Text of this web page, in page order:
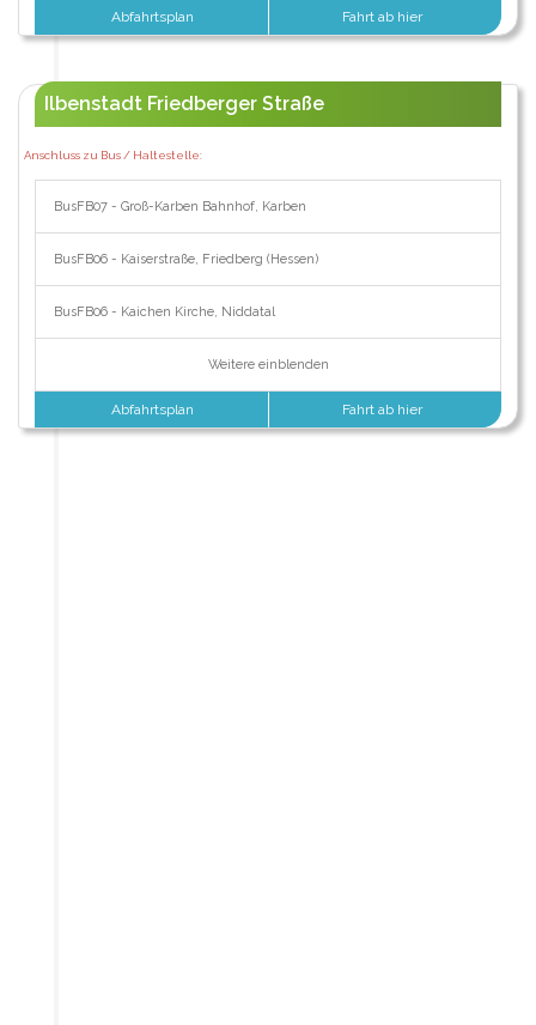
Abfahrtsplan Fahrt ab hier
Ilbenstadt Friedberger Straße
Anschluss zu Bus / Haltestelle:
BusFB07 - Groß-Karben Bahnhof, Karben
BusFB06 - Kaiserstraße, Friedberg (Hessen)
BusFB06 - Kaichen Kirche, Niddatal
Weitere einblenden
Abfahrtsplan Fahrt ab hier